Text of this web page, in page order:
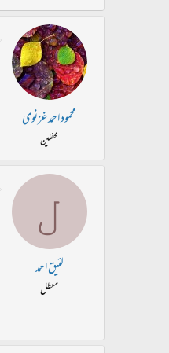
محمود احمد غزنوی
محفلین
ل
لئیق احمد
معطل